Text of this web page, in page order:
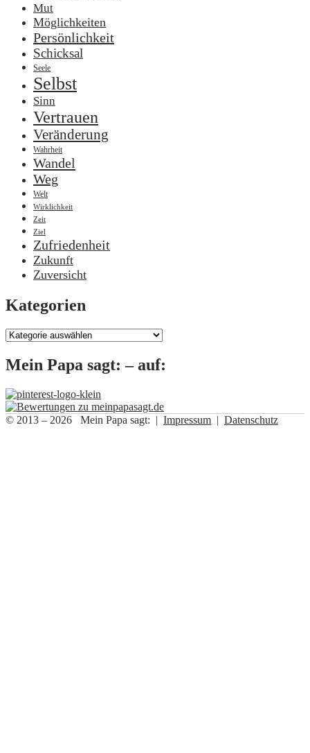
Mut
Möglichkeiten
Persönlichkeit
Schicksal
Seele
Selbst
Sinn
Vertrauen
Veränderung
Wahrheit
Wandel
Weg
Welt
Wirklichkeit
Zeit
Ziel
Zufriedenheit
Zukunft
Zuversicht
Kategorien
Kategorien
Mein Papa sagt: – auf:
© 2013 – 2026 Mein Papa sagt: | Impressum | Datenschutz